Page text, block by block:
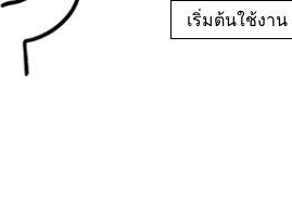
เริ่มต้นใช้งาน